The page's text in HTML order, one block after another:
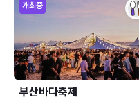
개최중
부산바다축제